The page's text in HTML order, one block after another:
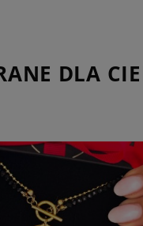
naszyjnika:
max.
ok. 1-2 cm
DLA